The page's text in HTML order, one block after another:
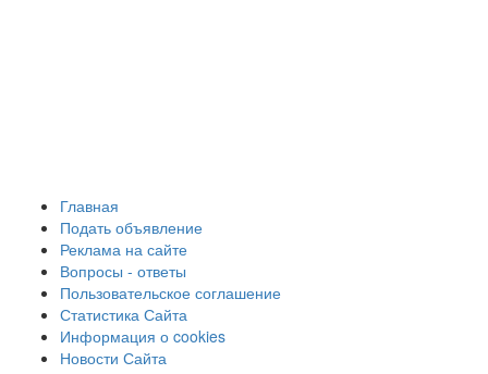
Главная
Подать объявление
Реклама на сайте
Вопросы - ответы
Пользовательское соглашение
Статистика Сайта
Информация о cookies
Новости Сайта